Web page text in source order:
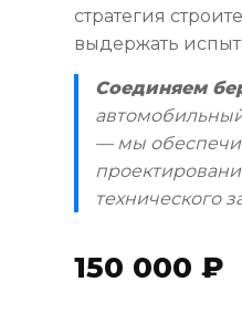
стратегия
выдержать
Соединяем
— мы
технического
150 000 ₽